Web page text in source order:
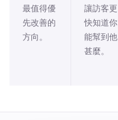
最值得優
先改善的
方向。
讓訪客更
快知道你
能幫到他
甚麼。